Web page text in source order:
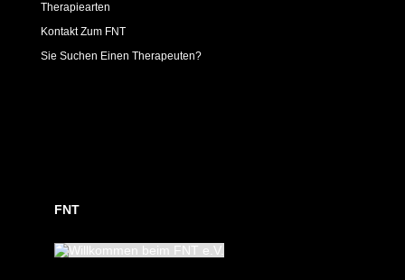
Therapiearten
Kontakt Zum FNT
Sie Suchen Einen Therapeuten?
FNT